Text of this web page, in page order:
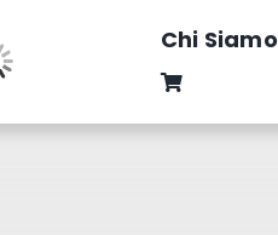
Chi Siamo